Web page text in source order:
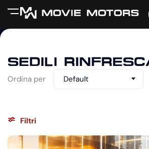
SEDILI
Ordina per Default
Filtri